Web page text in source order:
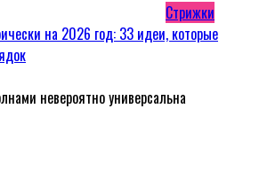
Стрижки
на 2026 год: 33 идеи, которые
невероятно универсальна